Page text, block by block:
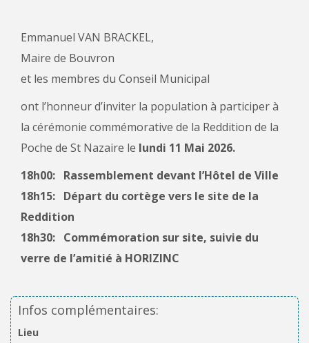
Emmanuel VAN BRACKEL,
Maire de Bouvron
et les membres du Conseil Municipal
ont l’honneur d’inviter la population à participer à
la cérémonie commémorative de la Reddition de la
Poche de St Nazaire le lundi 11 Mai 2026.
18h00: Rassemblement devant l’Hôtel de Ville
18h15: Départ du cortège vers le site de la
Reddition
18h30: Commémoration sur site, suivie du
verre de l’amitié à HORIZINC
Infos complémentaires:
Lieu